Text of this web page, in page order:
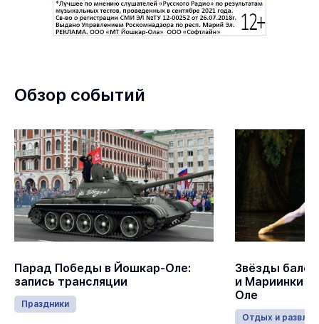
Обзор событий
Парад Победы в Йошкар-Оле:
запись трансляции
Праздники
Звёзды
и Мариинки
Оле
Отдых и